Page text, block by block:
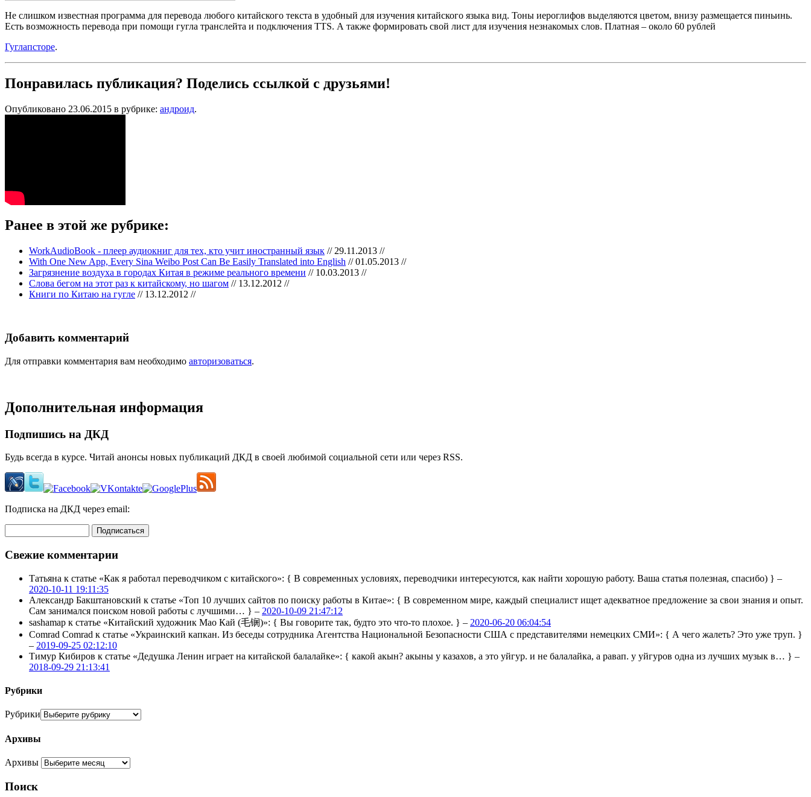
Не слишком известная программа для перевода любого китайского текста в удобный для изучения китайского языка вид. Тоны иероглифов выделяются цветом, внизу размещается пиньинь.
Есть возможность перевода при помощи гугла транслейта и подключения TTS. А также формировать свой лист для изучения незнакомых слов. Платная – около 60 рублей
Гуглапсторе.
Понравилась публикация? Поделись ссылкой с друзьями!
Опубликовано 23.06.2015 в рубрике: андроид.
Ранее в этой же рубрике:
WorkAudioBook - плеер аудиокниг для тех, кто учит иностранный язык // 29.11.2013 //
With One New App, Every Sina Weibo Post Can Be Easily Translated into English // 01.05.2013 //
Загрязнение воздуха в городах Китая в режиме реального времени // 10.03.2013 //
Слова бегом на этот раз к китайскому, но шагом // 13.12.2012 //
Книги по Китаю на гугле // 13.12.2012 //
Добавить комментарий
Для отправки комментария вам необходимо авторизоваться.
Дополнительная информация
Подпишись на ДКД
Будь всегда в курсе. Читай анонсы новых публикаций ДКД в своей любимой социальной сети или через RSS.
Подписка на ДКД через email:
Свежие комментарии
Татьяна к статье «Как я работал переводчиком с китайского»: { В современных условиях, переводчики интересуются, как найти хорошую работу. Ваша статья полезная, спасибо) } –
2020-10-11 19:11:35
Александр Бакштановский к статье «Топ 10 лучших сайтов по поиску работы в Китае»: { В современном мире, каждый специалист ищет адекватное предложение за свои знания и опыт.
Сам занимался поиском новой работы с лучшими… } – 2020-10-09 21:47:12
sashamap к статье «Китайский художник Мао Кай (毛锎)»: { Вы говорите так, будто это что-то плохое. } – 2020-06-20 06:04:54
Comrad Comrad к статье «Украинский капкан. Из беседы сотрудника Агентства Национальной Безопасности США с представителями немецких СМИ»: { А чего жалеть? Это уже труп. }
– 2019-09-25 02:12:10
Тимур Кибиров к статье «Дедушка Ленин играет на китайской балалайке»: { какой акын? акыны у казахов, а это уйгур. и не балалайка, а равап. у уйгуров одна из лучших музык в… } –
2018-09-29 21:13:41
Рубрики
Рубрики
Архивы
Архивы
Поиск